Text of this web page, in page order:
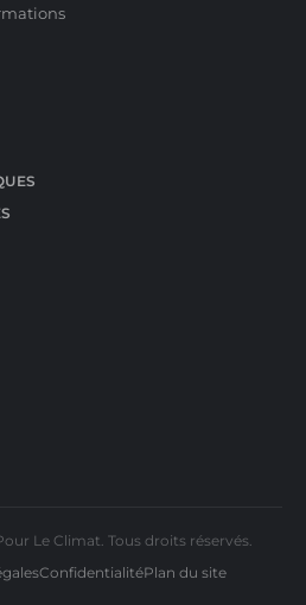
Le Climat. Tous droits réservés.
ConfidentialitéPlan du site